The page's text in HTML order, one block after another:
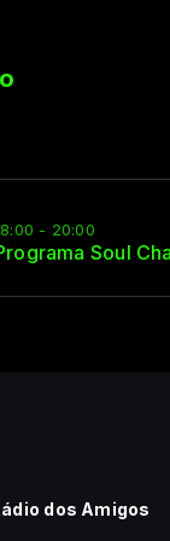
- 20:00
Soul
dos Amigos